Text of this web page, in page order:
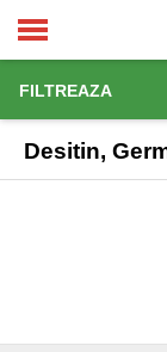
FILTREAZA
Desitin,